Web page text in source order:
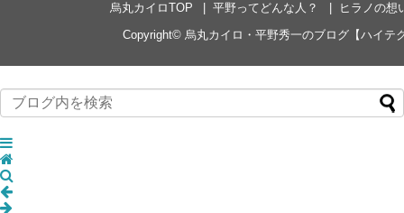
烏丸カイロTOP 平野ってどんな人？
ヒラノの想
Copyright© 烏丸カイロ・平野秀一のブログ【ハイテ